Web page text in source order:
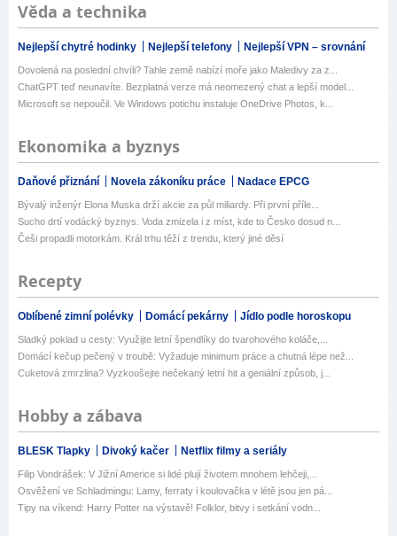
Věda a technika
Nejlepší chytré hodinky Nejlepší telefony Nejlepší VPN – srovnání
Dovolená na poslední chvíli? Tahle země nabízí moře jako Maledivy za z...
ChatGPT teď neunavíte. Bezplatná verze má neomezený chat a lepší model...
Microsoft se nepoučil. Ve Windows potichu instaluje OneDrive Photos, k...
Ekonomika a byznys
Daňové přiznání Novela zákoníku práce Nadace EPCG
Bývalý inženýr Elona Muska drží akcie za půl miliardy. Při první příle...
Sucho drtí vodácký byznys. Voda zmizela i z míst, kde to Česko dosud n...
Češi propadli motorkám. Král trhu těží z trendu, který jiné děsí
Recepty
Oblíbené zimní polévky Domácí pekárny Jídlo podle horoskopu
Sladký poklad u cesty: Využijte letní špendlíky do tvarohového koláče,...
Domácí kečup pečený v troubě: Vyžaduje minimum práce a chutná lépe než...
Cuketová zmrzlina? Vyzkoušejte nečekaný letní hit a geniální způsob, j...
Hobby a zábava
BLESK Tlapky Divoký kačer Netflix filmy a seriály
Filip Vondrášek: V Jižní Americe si lidé plují životem mnohem lehčeji,...
Osvěžení ve Schladmingu: Lamy, ferraty i koulovačka v létě jsou jen pá...
Tipy na víkend: Harry Potter na výstavě! Folklor, bitvy i setkání vodn...